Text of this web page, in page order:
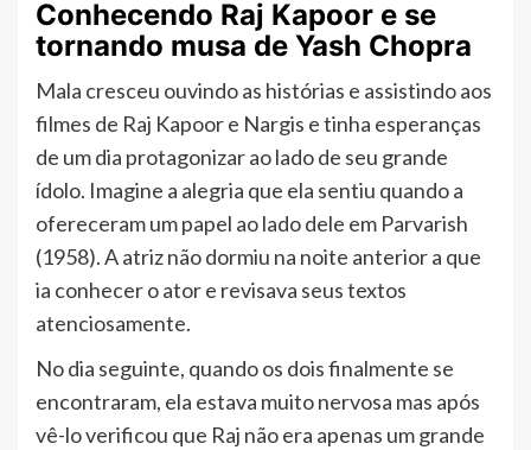
Conhecendo Raj Kapoor e se
tornando musa de Yash Chopra
Mala cresceu ouvindo as histórias e assistindo aos
filmes de Raj Kapoor e Nargis e tinha esperanças
de um dia protagonizar ao lado de seu grande
ídolo. Imagine a alegria que ela sentiu quando a
ofereceram um papel ao lado dele em Parvarish
(1958). A atriz não dormiu na noite anterior a que
ia conhecer o ator e revisava seus textos
atenciosamente.
No dia seguinte, quando os dois finalmente se
encontraram, ela estava muito nervosa mas após
vê-lo verificou que Raj não era apenas um grande